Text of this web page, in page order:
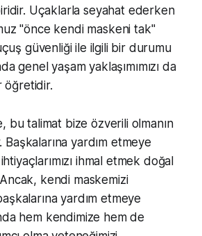
Uçaklarla seyahat ederken
"önce kendi maskeni tak"
güvenliği ile ilgili bir durumu
genel yaşam yaklaşımımızı da
öğretidir.
bu talimat bize özverili olmanın
Başkalarına yardım etmeye
ihmal etmek doğal
kendi maskemizi
yardım etmeye
hem kendimize hem de